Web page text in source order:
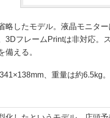
したモデル。液晶モニタ
3DフレームPrintは非対応。
備える。
、重量は約6.5kg。